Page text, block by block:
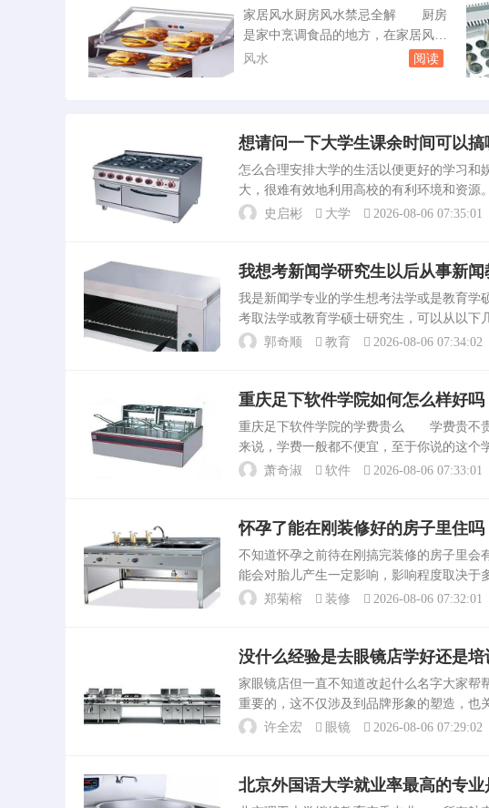
们.我们学五十音图时，不要想一下
子全记下来，而要慢慢的来，下面我
来谈谈物品是如何记五十音图的.首
家居风水厨房风水禁忌全解 厨房
是家中烹调食品的地方，在家居风水
中，厨房风水占了相当重要的地位。
厨房风水的那些忌讳，希望对您有所
帮助。一、厨房门忌与入户门相对
《阳宅3要》。家居厨房装修风水禁
忌 而且厨房...
风水 阅读
想请问一下大学生课余时间可以
怎么合理安排大学的生活以便更好的学习
大，很难有效地利用高校的有利环境和资源
理智的分析。看看自己近期内要达到哪些目
史启彬 大学 2026-08-06 07:35:01
我想考新闻学研究生以后从事新
我是新闻学专业的学生想考法学或是教育
考取法学或教育学硕士研究生，可以从以下
个领域的兴。适合你。就业前景：考虑到未
郭奇顺 教育 2026-08-06 07:34:02
重庆足下软件学院如何怎么样好吗
重庆足下软件学院的学费贵么 学费贵不贵
来说，学费一般都不便宜，至于你说的这个
足下软件学院的学生学院新开的专业电子
萧奇淑 软件 2026-08-06 07:33:01
怀孕了能在刚装修好的房子里住吗
不知道怀孕之前待在刚搞完装修的房子里
能会对胎儿产生一定影响，影响程度取决于
质等。以下是具体情况：装修材料：如果使
郑菊榕 装修 2026-08-06 07:32:01
没什么经验是去眼镜店学好还是
家眼镜店但一直不知道改起什么名字大家
重要的，这不仅涉及到品牌形象的塑造，也
注意的几点：体现专业性：名字中可以包含“
许全宏 眼镜 2026-08-06 07:29:02
北京外国语大学就业率最高的专业